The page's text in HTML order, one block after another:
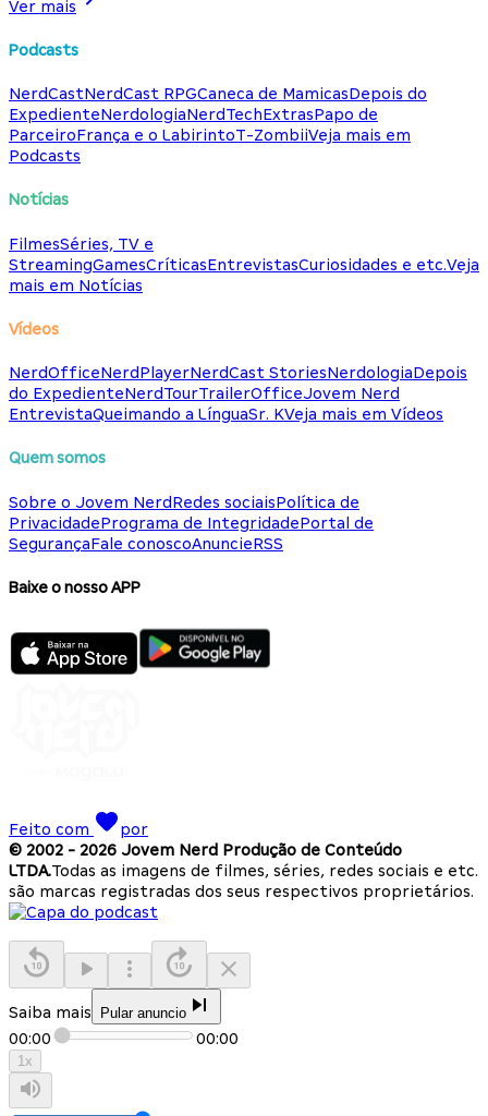
Ver mais
Podcasts
NerdCastNerdCast RPGCaneca de MamicasDepois do
ExpedienteNerdologiaNerdTechExtrasPapo de
ParceiroFrança e o LabirintoT-ZombiiVeja mais em
Podcasts
Notícias
FilmesSéries, TV e
StreamingGamesCríticasEntrevistasCuriosidades e etc.Veja
mais em Notícias
Vídeos
NerdOfficeNerdPlayerNerdCast StoriesNerdologiaDepois
do ExpedienteNerdTourTrailerOfficeJovem Nerd
EntrevistaQueimando a LínguaSr. KVeja mais em Vídeos
Quem somos
Sobre o Jovem NerdRedes sociaisPolítica de
PrivacidadePrograma de IntegridadePortal de
SegurançaFale conoscoAnuncieRSS
Baixe o nosso APP
Feito com
por
© 2002 - 2026 Jovem Nerd Produção de Conteúdo
LTDA.Todas as imagens de filmes, séries, redes sociais e etc.
são marcas registradas dos seus respectivos proprietários.
Saiba mais Pular anuncio
00:00 00:00
1x